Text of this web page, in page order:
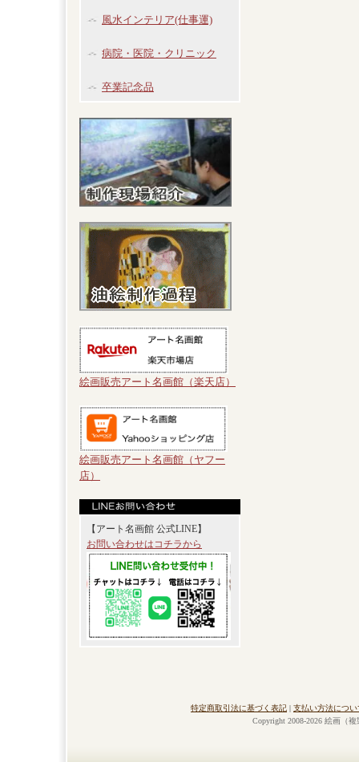
風水インテリア(仕事運)
病院・医院・クリニック
卒業記念品
絵画販売アート名画館（楽天店）
絵画販売アート名画館（ヤフー
店）
【アート名画館 公式LINE】
お問い合わせはコチラから
特定商取引法に基づく表記 | 支払い方法につい
Copyright 2008-2026 絵画（